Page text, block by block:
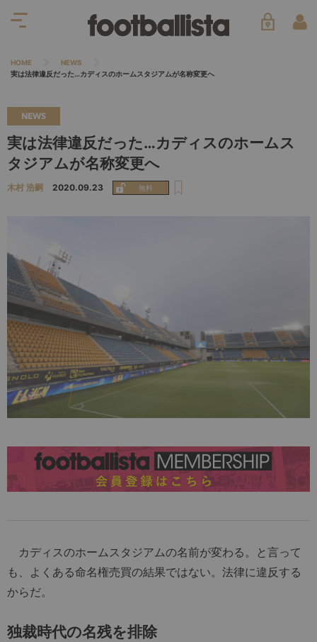
HOME
NEWS
実は法律違反だった…カディスのホームスタジアムが名称変更へ
NEWS
実は法律違反だった…カディスのホームス
タジアムが名称変更へ
木村 浩嗣 2020.09.23
カディスのホームスタジアムの名前が変わる。と言って
も、よくある命名権売買の結果ではない。法律に違反する
からだ。
独裁時代の名残を排除